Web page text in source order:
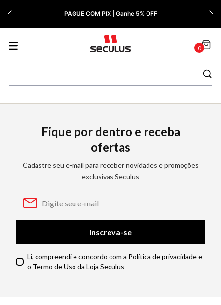
PAGUE COM PIX | Ganhe 5% OFF
0
Fique por dentro e receba
ofertas
Cadastre seu e-mail para receber novidades e promoções
exclusivas Seculus
Inscreva-se
Li, compreendi e concordo com a Política de privacidade e
o Termo de Uso da Loja Seculus
9º